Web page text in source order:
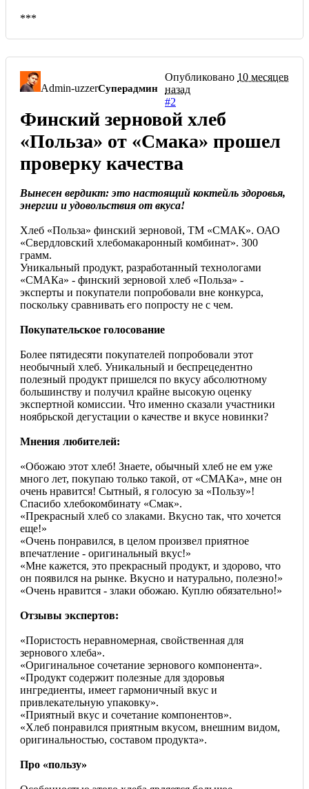
***
Admin-uzzerСуперадмин
Опубликовано 10 месяцев
назад
#2
Финский зерновой хлеб
«Польза» от «Смака» прошел
проверку качества
Вынесен вердикт: это настоящий коктейль здоровья,
энергии и удовольствия от вкуса!
Хлеб «Польза» финский зерновой, ТМ «СМАК». ОАО
«Свердловский хлебомакаронный комбинат». 300
грамм.
Уникальный продукт, разработанный технологами
«СМАКа» - финский зерновой хлеб «Польза» -
эксперты и покупатели попробовали вне конкурса,
поскольку сравнивать его попросту не с чем.
Покупательское голосование
Более пятидесяти покупателей попробовали этот
необычный хлеб. Уникальный и беспрецедентно
полезный продукт пришелся по вкусу абсолютному
большинству и получил крайне высокую оценку
экспертной комиссии. Что именно сказали участники
ноябрьской дегустации о качестве и вкусе новинки?
Мнения любителей:
«Обожаю этот хлеб! Знаете, обычный хлеб не ем уже
много лет, покупаю только такой, от «СМАКа», мне он
очень нравится! Сытный, я голосую за «Пользу»!
Спасибо хлебокомбинату «Смак».
«Прекрасный хлеб со злаками. Вкусно так, что хочется
еще!»
«Очень понравился, в целом произвел приятное
впечатление - оригинальный вкус!»
«Мне кажется, это прекрасный продукт, и здорово, что
он появился на рынке. Вкусно и натурально, полезно!»
«Очень нравится - злаки обожаю. Куплю обязательно!»
Отзывы экспертов:
«Пористость неравномерная, свойственная для
зернового хлеба».
«Оригинальное сочетание зернового компонента».
«Продукт содержит полезные для здоровья
ингредиенты, имеет гармоничный вкус и
привлекательную упаковку».
«Приятный вкус и сочетание компонентов».
«Хлеб понравился приятным вкусом, внешним видом,
оригинальностью, составом продукта».
Про «пользу»